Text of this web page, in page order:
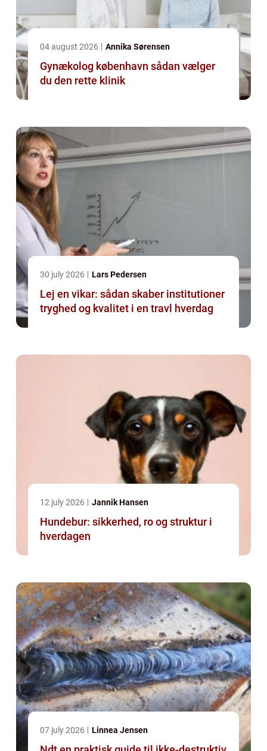
04 august 2026 Annika Sørensen
Gynækolog københavn sådan vælger
du den rette klinik
30 july 2026 Lars Pedersen
Lej en vikar: sådan skaber institutioner
tryghed og kvalitet i en travl hverdag
12 july 2026 Jannik Hansen
Hundebur: sikkerhed, ro og struktur i
hverdagen
07 july 2026 Linnea Jensen